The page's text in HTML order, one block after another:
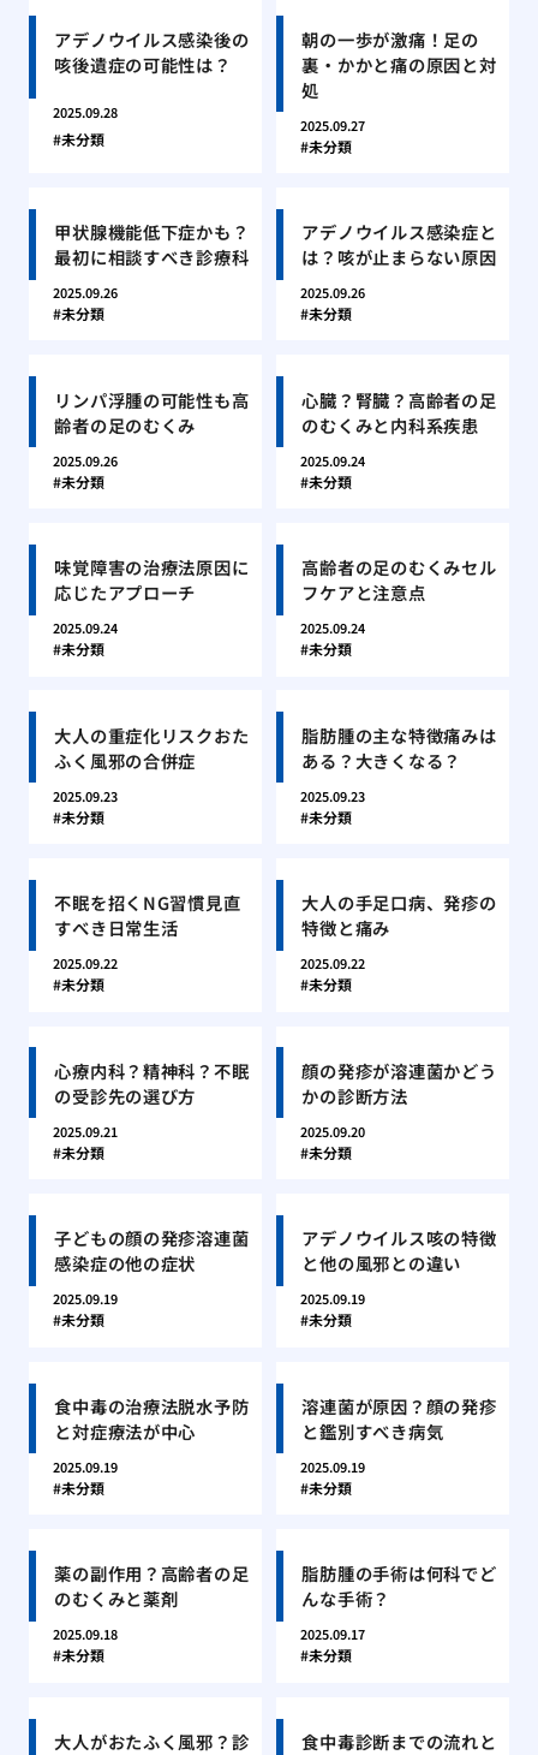
アデノウイルス感染後の
咳後遺症の可能性は？
2025.09.28
未分類
朝の一歩が激痛！足の
裏・かかと痛の原因と対
処
2025.09.27
未分類
甲状腺機能低下症かも？
最初に相談すべき診療科
2025.09.26
未分類
アデノウイルス感染症と
は？咳が止まらない原因
2025.09.26
未分類
リンパ浮腫の可能性も高
齢者の足のむくみ
2025.09.26
未分類
心臓？腎臓？高齢者の足
のむくみと内科系疾患
2025.09.24
未分類
味覚障害の治療法原因に
応じたアプローチ
2025.09.24
未分類
高齢者の足のむくみセル
フケアと注意点
2025.09.24
未分類
大人の重症化リスクおた
ふく風邪の合併症
2025.09.23
未分類
脂肪腫の主な特徴痛みは
ある？大きくなる？
2025.09.23
未分類
不眠を招くNG習慣見直
すべき日常生活
2025.09.22
未分類
大人の手足口病、発疹の
特徴と痛み
2025.09.22
未分類
心療内科？精神科？不眠
の受診先の選び方
2025.09.21
未分類
顔の発疹が溶連菌かどう
かの診断方法
2025.09.20
未分類
子どもの顔の発疹溶連菌
感染症の他の症状
2025.09.19
未分類
アデノウイルス咳の特徴
と他の風邪との違い
2025.09.19
未分類
食中毒の治療法脱水予防
と対症療法が中心
2025.09.19
未分類
溶連菌が原因？顔の発疹
と鑑別すべき病気
2025.09.19
未分類
薬の副作用？高齢者の足
のむくみと薬剤
2025.09.18
未分類
脂肪腫の手術は何科でど
んな手術？
2025.09.17
未分類
大人がおたふく風邪？診
食中毒診断までの流れと